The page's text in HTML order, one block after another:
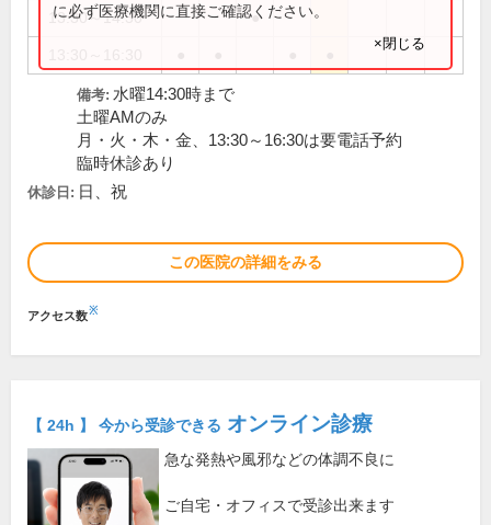
13:30～14:30 ●
に必ず医療機関に直接ご確認ください。
×閉じる
備考: 水曜14:30時まで
土曜AMのみ
月・火・木・金、13:30～16:30は要電話予約
臨時休診あり
休診日: 日、祝
この医院の詳細をみる
アクセス数※
【 24h 】 今から受診できる オンライン診療
急な発熱や風邪などの体調不良に
ご自宅・オフィスで受診出来ます